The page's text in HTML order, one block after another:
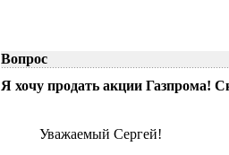
Вопрос
Я хочу продать акции Газпрома!
Уважаемый Сергей!